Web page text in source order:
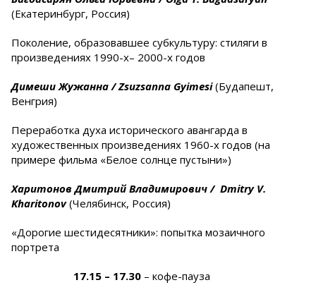
(Екатеринбург, Россия)
Поколение, образовавшее субкультуру: стиляги в
произведениях 1990-х– 2000-х годов
Димеши Жужанна /Zsuzsanna Gyimesi(Будапешт,
Венгрия)
Переработка духа исторического авангарда в
художественных произведениях 1960-х годов (на
примере фильма «Белое солнце пустыни»)
Харитонов Дмитрий Владимирович / Dmitry V.
Kharitonov(Челябинск, Россия)
«Дорогие шестидесятники»: попытка мозаичного
портрета
17.15 – 17.30 – кофе-пауза